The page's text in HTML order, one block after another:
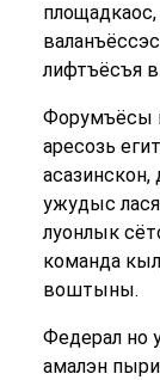
лифтъёсъя
Форумъёсы
аресозь
ужудыс
луонлык
команда
воштыны.
Федерал но
амалэн